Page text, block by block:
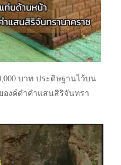
บาท ประดิษฐานไว้บน
งค์ดำคำแสนสิริจันทรา